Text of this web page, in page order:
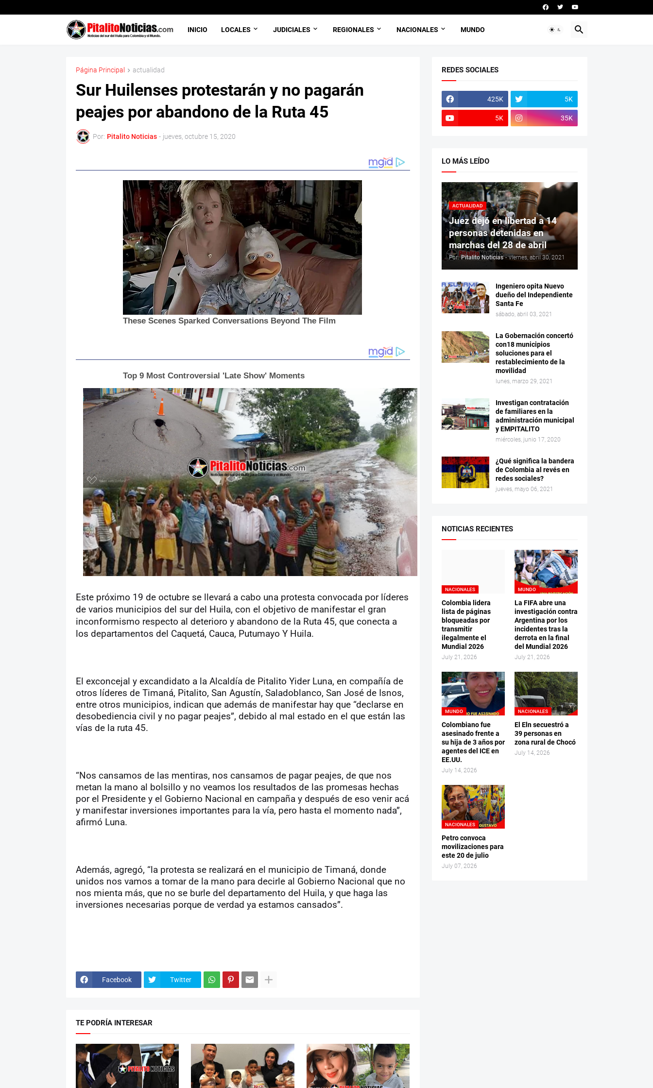
INICIO LOCALES JUDICIALES REGIONALES NACIONALES MUNDO
Página Principal actualidad
Sur Huilenses protestarán y no pagarán
peajes por abandono de la Ruta 45
Por: Pitalito Noticias - jueves, octubre 15, 2020
Este próximo 19 de octubre se llevará a cabo una protesta convocada por líderes
de varios municipios del sur del Huila, con el objetivo de manifestar el gran
inconformismo respecto al deterioro y abandono de la Ruta 45, que conecta a
los departamentos del Caquetá, Cauca, Putumayo Y Huila.
El exconcejal y excandidato a la Alcaldía de Pitalito Yider Luna, en compañía de
otros líderes de Timaná, Pitalito, San Agustín, Saladoblanco, San José de Isnos,
entre otros municipios, indican que además de manifestar hay que “declarse en
desobediencia civil y no pagar peajes”, debido al mal estado en el que están las
vías de la ruta 45.
“Nos cansamos de las mentiras, nos cansamos de pagar peajes, de que nos
metan la mano al bolsillo y no veamos los resultados de las promesas hechas
por el Presidente y el Gobierno Nacional en campaña y después de eso venir acá
y manifestar inversiones importantes para la vía, pero hasta el momento nada”,
afirmó Luna.
Además, agregó, “la protesta se realizará en el municipio de Timaná, donde
unidos nos vamos a tomar de la mano para decirle al Gobierno Nacional que no
nos mienta más, que no se burle del departamento del Huila, y que haga las
inversiones necesarias porque de verdad ya estamos cansados”.
Facebook Twitter
TE PODRÍA INTERESAR
REDES SOCIALES
425K 5K
5K 35K
LO MÁS LEÍDO
ACTUALIDAD
Juez dejó en libertad a 14
personas detenidas en
marchas del 28 de abril
Por: Pitalito Noticias - viernes, abril 30, 2021
Ingeniero opita Nuevo
dueño del Independiente
Santa Fe
sábado, abril 03, 2021
La Gobernación concertó
con18 municipios
soluciones para el
restablecimiento de la
movilidad
lunes, marzo 29, 2021
Investigan contratación
de familiares en la
administración municipal
y EMPITALITO
miércoles, junio 17, 2020
¿Qué significa la bandera
de Colombia al revés en
redes sociales?
jueves, mayo 06, 2021
NOTICIAS RECIENTES
NACIONALES
Colombia lidera
lista de páginas
bloqueadas por
transmitir
ilegalmente el
Mundial 2026
July 21, 2026
MUNDO
La FIFA abre una
investigación contra
Argentina por los
incidentes tras la
derrota en la final
del Mundial 2026
July 21, 2026
MUNDO
Colombiano fue
asesinado frente a
su hija de 3 años por
agentes del ICE en
EE.UU.
July 14, 2026
NACIONALES
El Eln secuestró a
39 personas en
zona rural de Chocó
July 14, 2026
NACIONALES
Petro convoca
movilizaciones para
este 20 de julio
July 07, 2026